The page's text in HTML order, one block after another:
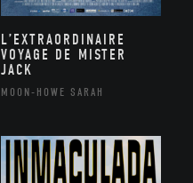
L’EXTRAORDINAIRE
VOYAGE DE MISTER
JACK
MOON-HOWE SARAH